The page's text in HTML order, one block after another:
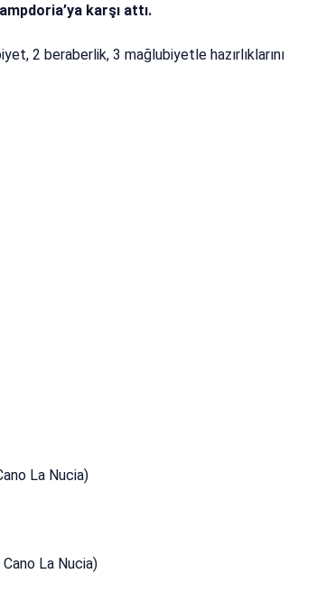
karşı attı.
2 beraberlik, 3 mağlubiyetle hazırlıklarını
La Nucia)
La Nucia)